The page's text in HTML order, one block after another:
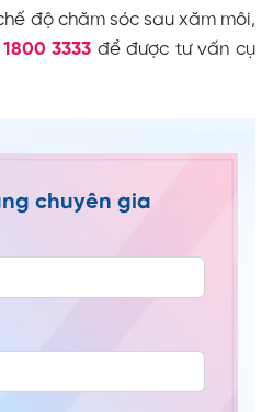
độ chăm sóc sau xăm môi,
1800 3333 để được tư vấn cụ
chuyên gia